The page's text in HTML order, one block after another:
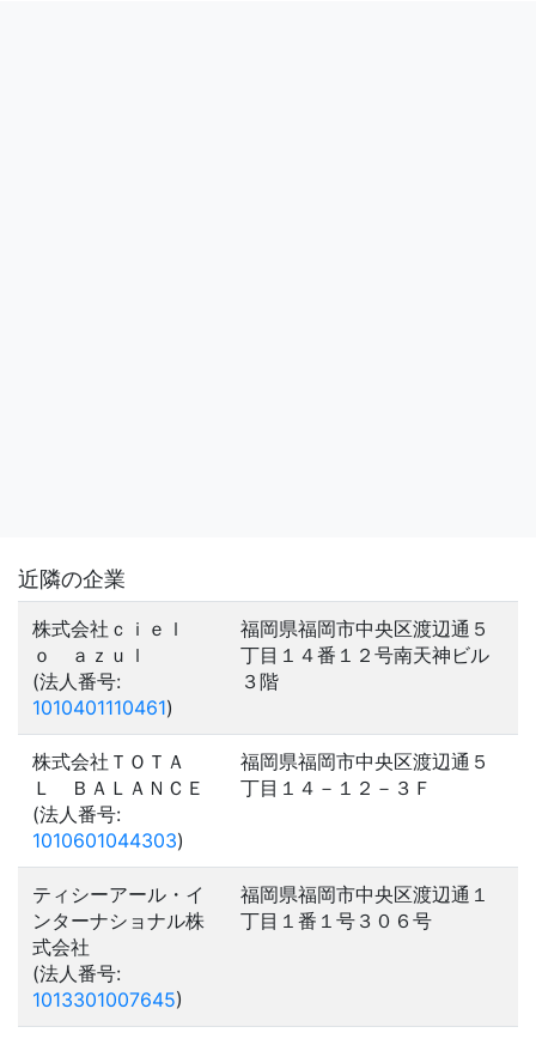
近隣の企業
株式会社ｃｉｅｌ
ｏ ａｚｕｌ
(法人番号:
1010401110461)
福岡県福岡市中央区渡辺通５
丁目１４番１２号南天神ビル
３階
株式会社ＴＯＴＡ
Ｌ ＢＡＬＡＮＣＥ
(法人番号:
1010601044303)
福岡県福岡市中央区渡辺通５
丁目１４－１２－３Ｆ
ティシーアール・イ
ンターナショナル株
式会社
(法人番号:
1013301007645)
福岡県福岡市中央区渡辺通１
丁目１番１号３０６号